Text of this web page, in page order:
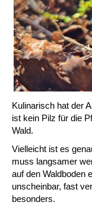
Kulinarisch hat der
ist kein Pilz für die
Wald.
Vielleicht ist es
muss langsamer
auf den Waldboden
unscheinbar, fast
besonders.